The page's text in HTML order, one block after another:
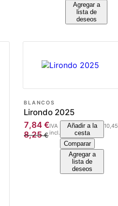
Agregar a
lista de
deseos
BLANCOS
Lirondo 2025
7,84 €
8,25€
IVA
incl.
10,45
Añadir a la
cesta
Comparar
Agregar a
lista de
deseos